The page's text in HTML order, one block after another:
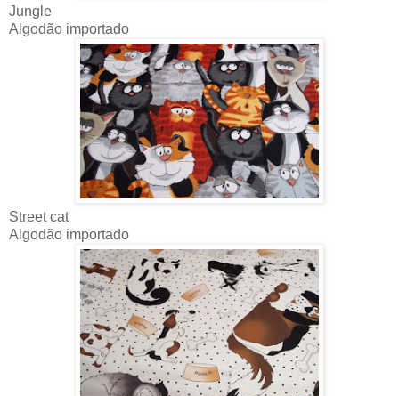
Jungle
Algodão importado
Street cat
Algodão importado